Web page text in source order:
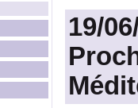
19/